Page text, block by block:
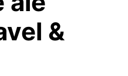
&